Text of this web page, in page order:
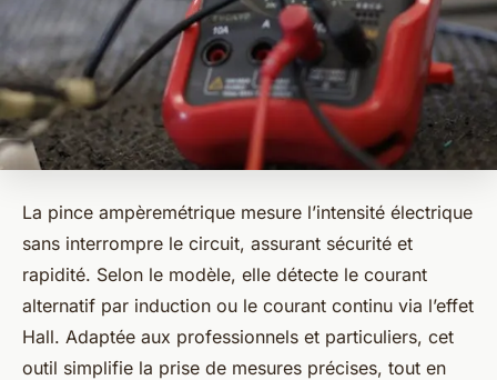
La pince ampèremétrique mesure l’intensité électrique
sans interrompre le circuit, assurant sécurité et
rapidité. Selon le modèle, elle détecte le courant
alternatif par induction ou le courant continu via l’effet
Hall. Adaptée aux professionnels et particuliers, cet
outil simplifie la prise de mesures précises, tout en